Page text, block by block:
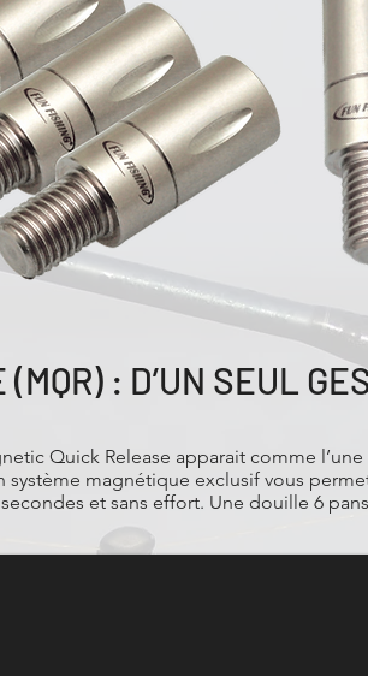
: D’UN SEUL
Quick Release apparait comme
système magnétique exclusif vous
et sans effort. Une douille 6